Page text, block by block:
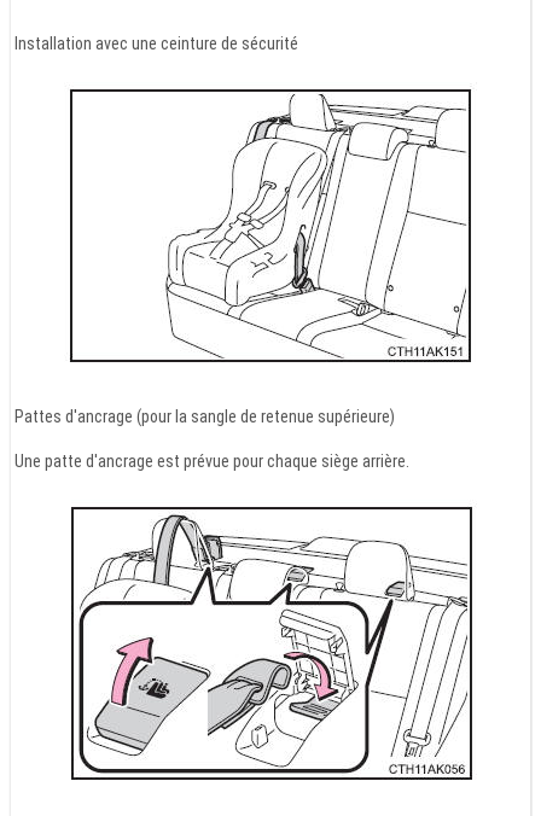
Installation avec une ceinture de sécurité
Pattes d'ancrage (pour la sangle de retenue supérieure)
Une patte d'ancrage est prévue pour chaque siège arrière.